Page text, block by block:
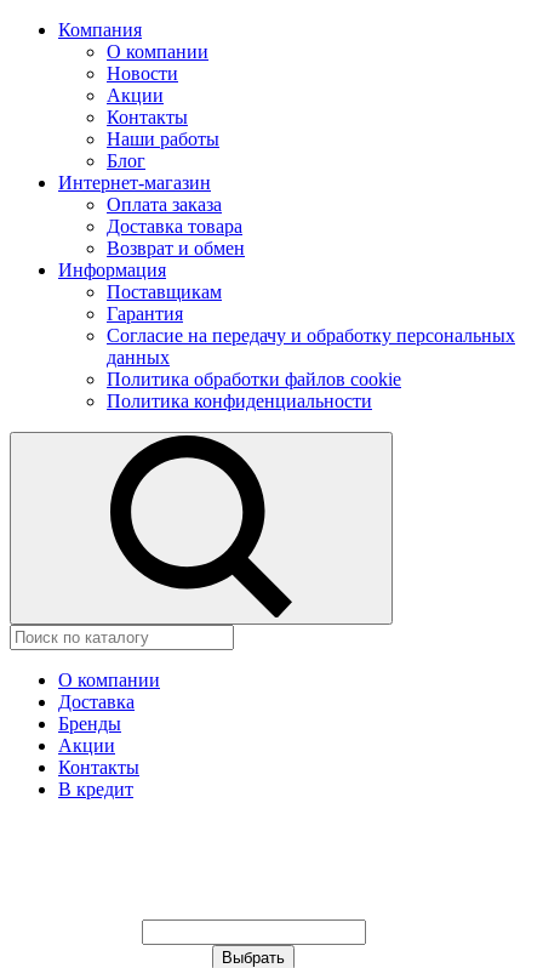
Компания
О компании
Новости
Акции
Контакты
Наши работы
Блог
Интернет-магазин
Оплата заказа
Доставка товара
Возврат и обмен
Информация
Поставщикам
Гарантия
Согласие на передачу и обработку персональных
данных
Политика обработки файлов cookie
Политика конфиденциальности
О компании
Доставка
Бренды
Акции
Контакты
В кредит